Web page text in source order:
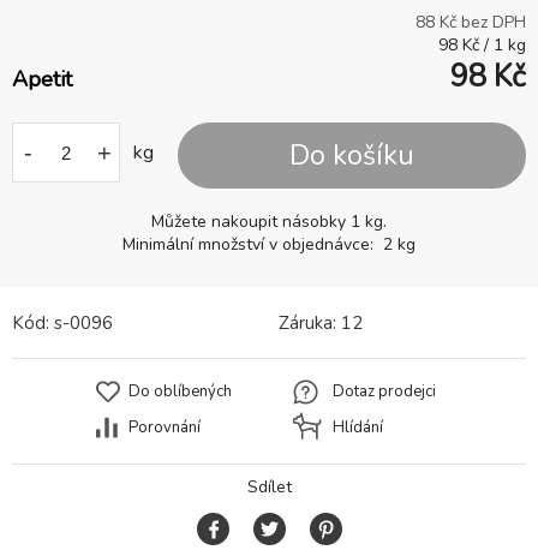
88 Kč bez DPH
98 Kč / 1 kg
Apetit 98 Kč
- + kg Do košíku
Můžete nakoupit násobky 1 kg.
Minimální množství v objednávce: 2 kg
Kód: s-0096 Záruka: 12
Do oblíbených
Porovnání
Dotaz prodejci
Hlídání
Sdílet